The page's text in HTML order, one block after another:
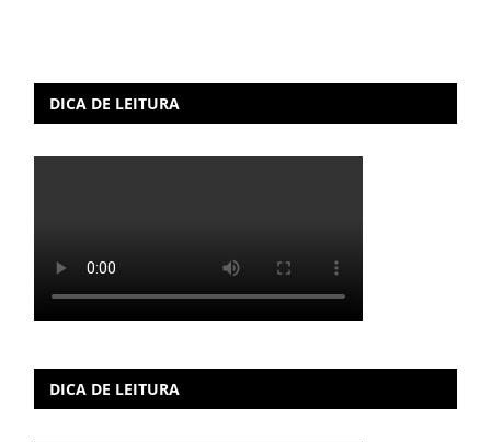
DICA DE LEITURA
DICA DE LEITURA